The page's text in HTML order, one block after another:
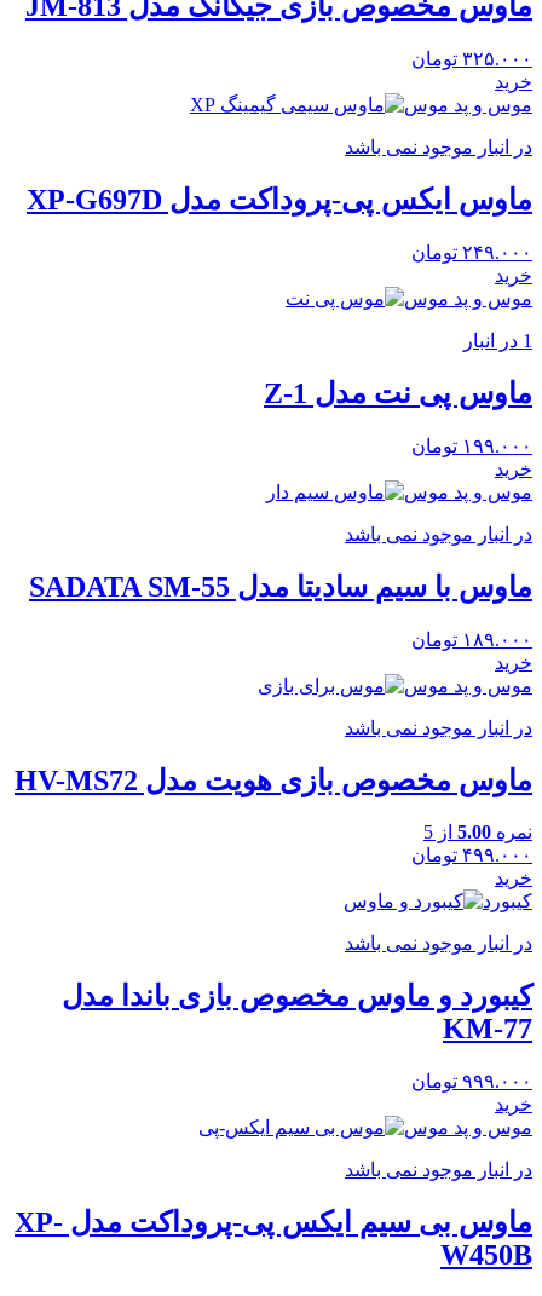
ماوس مخصوص بازی جیکانگ مدل JM-813
۳۲۵.۰۰۰ تومان
خرید
موس و پد موس
در انبار موجود نمی باشد
ماوس ایکس پی-پروداکت مدل XP-G697D
۲۴۹.۰۰۰ تومان
خرید
موس و پد موس
1 در انبار
ماوس پی نت مدل Z-1
۱۹۹.۰۰۰ تومان
خرید
موس و پد موس
در انبار موجود نمی باشد
ماوس با سیم سادیتا مدل SADATA SM-55
۱۸۹.۰۰۰ تومان
خرید
موس و پد موس
در انبار موجود نمی باشد
ماوس مخصوص بازی هویت مدل HV-MS72
نمره 5.00 از 5
۴۹۹.۰۰۰ تومان
خرید
کیبورد
در انبار موجود نمی باشد
کیبورد و ماوس مخصوص بازی باندا مدل
KM-77
۹۹۹.۰۰۰ تومان
خرید
موس و پد موس
در انبار موجود نمی باشد
ماوس بی سیم ایکس پی-پروداکت مدل XP-
W450B